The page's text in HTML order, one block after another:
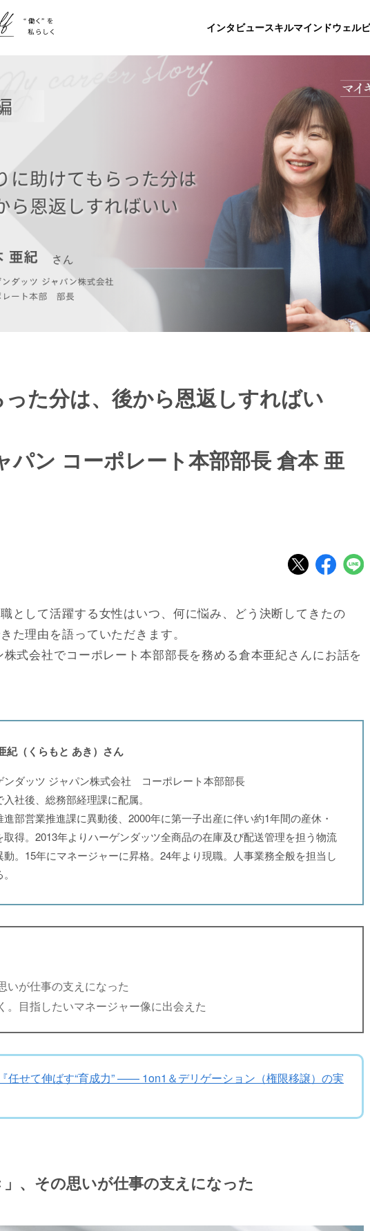
インタビュースキルマインドウェル
った分は、後から恩返しすればい
パン コーポレート本部部長 倉本 亜
として活躍する女性はいつ、何に悩み、どう決断してきたの
た理由を語っていただきます。
式会社でコーポレート本部部長を務める倉本亜紀さんにお話を
紀（くらもと あき）さん
ンダッツ ジャパン株式会社 コーポレート本部部長
入社後、総務部経理課に配属。
進部営業推進課に異動後、2000年に第一子出産に伴い約1年間の産休・
取得。2013年よりハーゲンダッツ全商品の在庫及び配送管理を担う物流
動。15年にマネージャーに昇格。24年より現職。人事業務全般を担当し
いが仕事の支えになった
。目指したいマネージャー像に出会えた
任せて伸ばす“育成力” —— 1on1＆デリゲーション（権限移譲）の実
」、その思いが仕事の支えになった